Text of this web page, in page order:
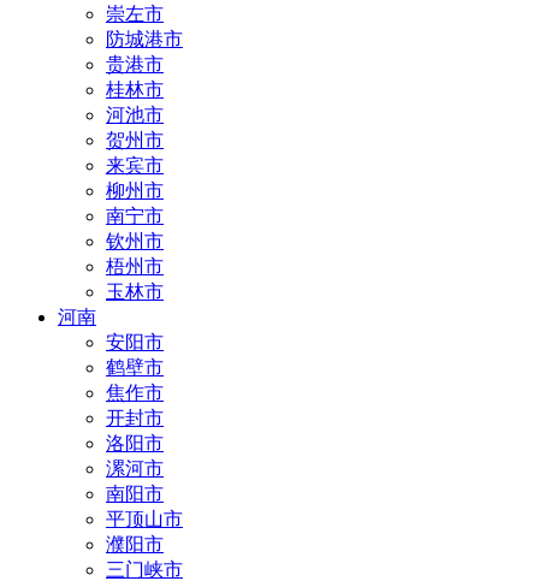
崇左市
防城港市
贵港市
桂林市
河池市
贺州市
来宾市
柳州市
南宁市
钦州市
梧州市
玉林市
河南
安阳市
鹤壁市
焦作市
开封市
洛阳市
漯河市
南阳市
平顶山市
濮阳市
三门峡市